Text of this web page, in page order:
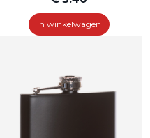
In winkelwagen